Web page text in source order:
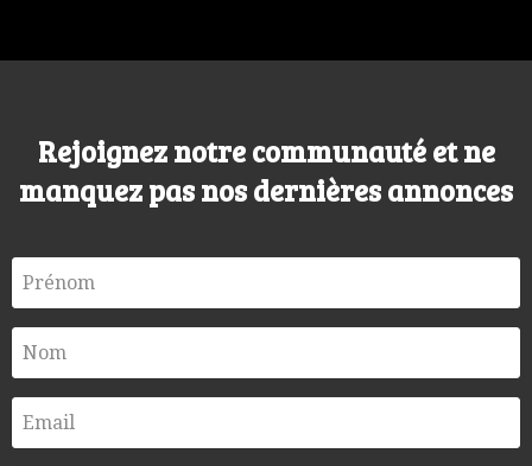
Rejoignez notre communauté et ne
manquez pas nos dernières annonces